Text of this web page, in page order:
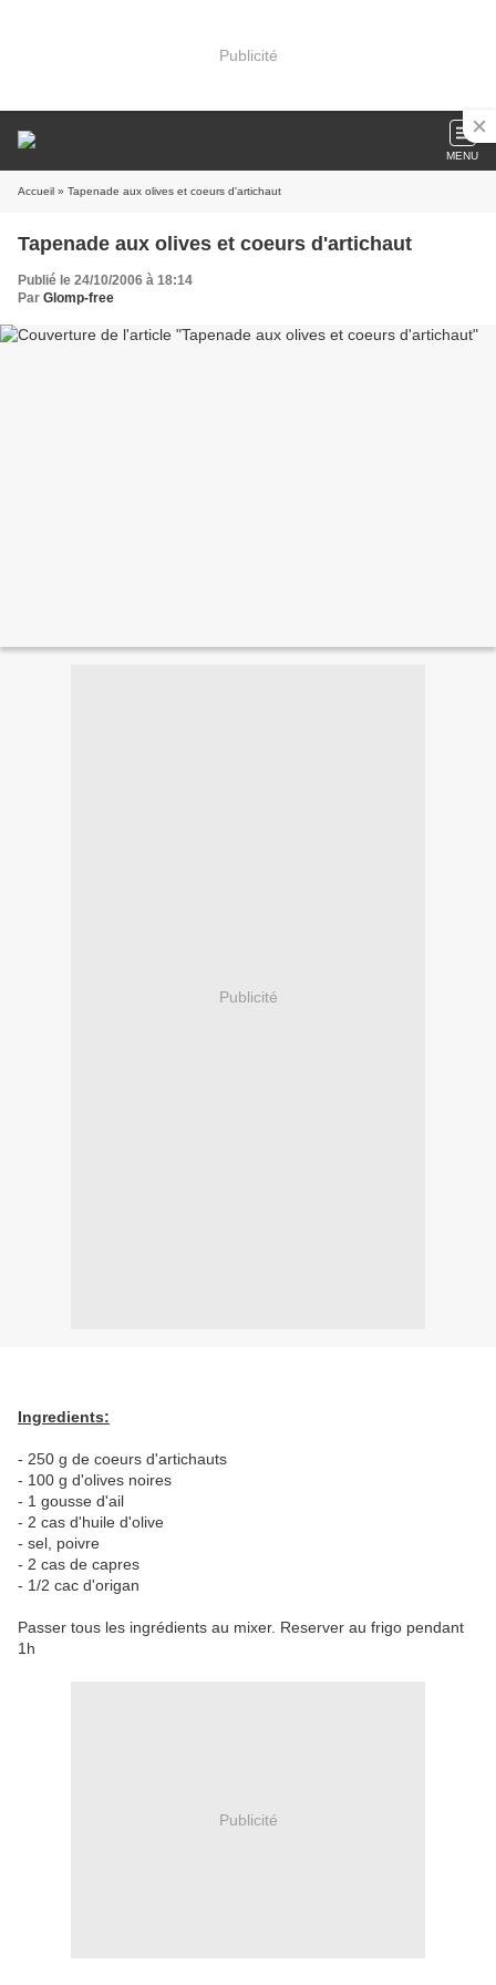
Publicité
MENU
Accueil » Tapenade aux olives et coeurs d'artichaut
Tapenade aux olives et coeurs d'artichaut
Publié le 24/10/2006 à 18:14
Par Glomp-free
Publicité
Ingredients:
- 250 g de coeurs d'artichauts
- 100 g d'olives noires
- 1 gousse d'ail
- 2 cas d'huile d'olive
- sel, poivre
- 2 cas de capres
- 1/2 cac d'origan
Passer tous les ingrédients au mixer. Reserver au frigo pendant
1h
Publicité